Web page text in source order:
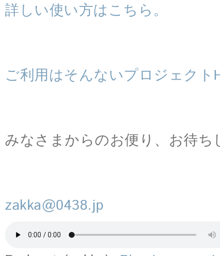
詳しい使い方はこちら。
ご利用はそんないプロジェクト
みなさまからのお便り、お待ち
zakka@0438.jp